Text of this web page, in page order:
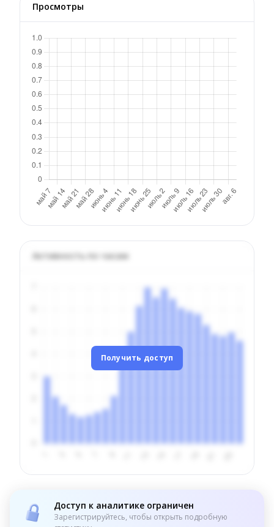
Просмотры
Активность по часам
Получить доступ
Доступ к аналитике ограничен
Зарегистрируйтесь, чтобы открыть подробную